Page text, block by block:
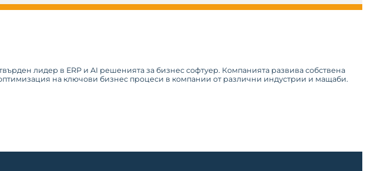
лидер в ERP и AI решенията за бизнес софтуер. Компанията развива собствена
на ключови бизнес процеси в компании от различни индустрии и мащаби.